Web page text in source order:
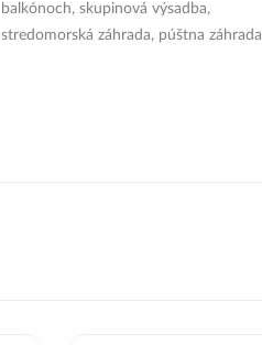
balkónoch, skupinová výsadba,
stredomorská záhrada, púštna záhrada